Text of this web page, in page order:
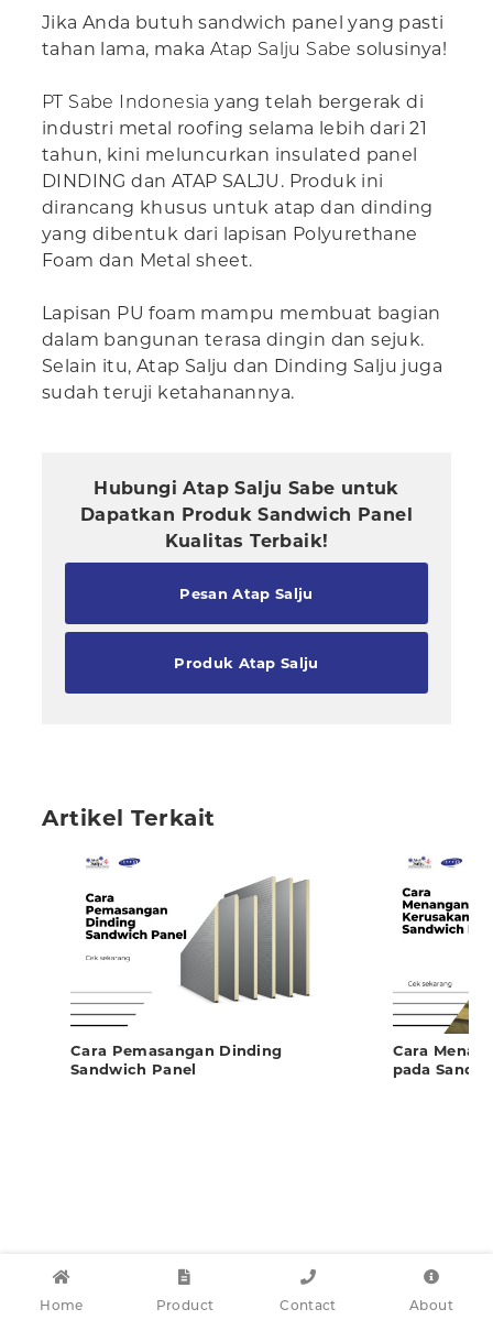
Jika Anda butuh sandwich panel yang pasti
tahan lama, maka Atap Salju Sabe solusinya!
PT Sabe Indonesia yang telah bergerak di
industri metal roofing selama lebih dari 21
tahun, kini meluncurkan insulated panel
DINDING dan ATAP SALJU. Produk ini
dirancang khusus untuk atap dan dinding
yang dibentuk dari lapisan Polyurethane
Foam dan Metal sheet.
Lapisan PU foam mampu membuat bagian
dalam bangunan terasa dingin dan sejuk.
Selain itu, Atap Salju dan Dinding Salju juga
sudah teruji ketahanannya.
Hubungi Atap Salju Sabe untuk
Dapatkan Produk Sandwich Panel
Kualitas Terbaik!
Pesan Atap Salju
Produk Atap Salju
Artikel Terkait
Cara Pemasangan Dinding
Sandwich Panel
Cara
pada
Home Product Contact About